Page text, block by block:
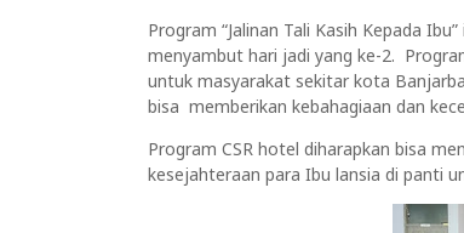
Program “Jalinan Tali Kasih Kepada
menyambut hari jadi yang ke-2.
untuk masyarakat sekitar kota
bisa memberikan kebahagiaan dan
Program CSR hotel diharapkan bisa
kesejahteraan para Ibu lansia di panti